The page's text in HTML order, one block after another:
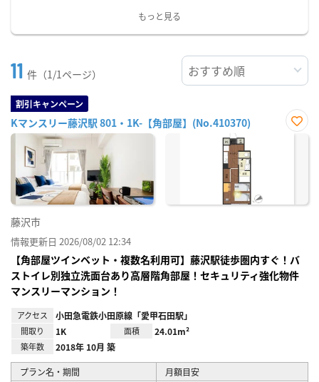
もっと見る
11 件（1/1ページ）
割引キャンペーン
Kマンスリー藤沢駅 801・1K-【角部屋】(No.410370)
お気
藤沢市
情報更新日 2026/08/02 12:34
【角部屋ツインベット・複数名利用可】藤沢駅徒歩圏内すぐ！バ
ストイレ別独立洗面台あり高層階角部屋！セキュリティ強化物件
マンスリーマンション！
アクセス 小田急電鉄小田原線「愛甲石田駅」
間取り 1K 面積 24.01m²
築年数 2018年 10月 築
プラン名・期間 月額目安